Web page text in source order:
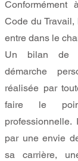
Conformément
Code du
entre dans le
Un bilan de
démarche
réalisée par
faire le
par une envie
sa carrière,